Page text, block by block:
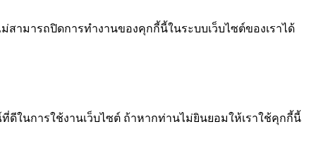
ามารถปิดการทำงานของคุกกี้นี้ในระบบเว็บไซต์ของเราได้
ในการใช้งานเว็บไซต์ ถ้าหากท่านไม่ยินยอมให้เราใช้คุกกี้นี้